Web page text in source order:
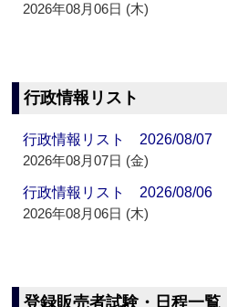
2026年08月06日 (木)
行政情報リスト
行政情報リスト 2026/08/07
2026年08月07日 (金)
行政情報リスト 2026/08/06
2026年08月06日 (木)
登録販売者試験・日程一覧